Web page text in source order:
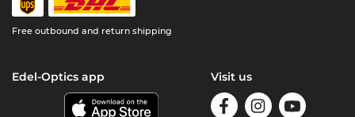
Free outbound and return shipping
Edel-Optics app Visit us